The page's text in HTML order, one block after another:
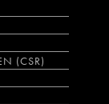
(CSR)